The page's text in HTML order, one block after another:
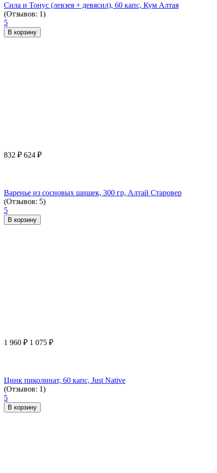
Сила и Тонус (левзея + девясил), 60 капс, Кум Алтая
(Отзывов: 1)
5
В корзину
832 ₽ 624 ₽
Варенье из сосновых шишек, 300 гр, Алтай Старовер
(Отзывов: 5)
5
В корзину
1 960 ₽ 1 075 ₽
Цинк пиколинат, 60 капс, Just Native
(Отзывов: 1)
5
В корзину